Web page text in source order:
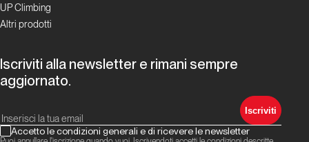
Radio
La rivoluzione
social oggi
UP Climbing
Altri prodotti
Iscriviti alla newsletter e rimani sempre
aggiornato.
Iscriviti
Accetto le condizioni generali e di ricevere le newsletter